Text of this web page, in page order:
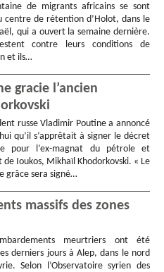
de migrants africains se sont
centre de rétention d’Holot, dans le
qui a ouvert la semaine dernière.
contre leurs conditions de
et ils…
gracie l’ancien
russe Vladimir Poutine a annoncé
qu’il s’apprêtait à signer le décret
pour l’ex-magnat du pétrole et
de Ioukos, Mikhaïl Khodorkovski. « Le
grâce sera signé…
massifs des zones
meurtriers ont été
derniers jours à Alep, dans le nord
Selon l’Observatoire syrien des